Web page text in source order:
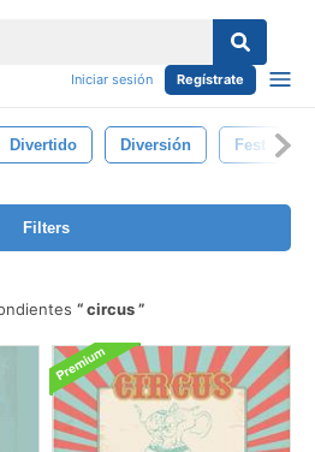
Iniciar sesión Regístrate
Divertido Diversión Fest
Filters
circus